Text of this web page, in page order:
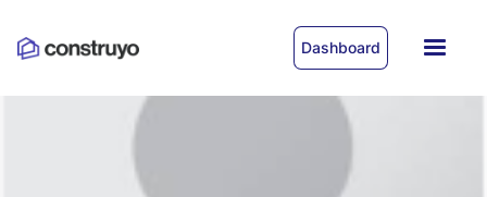
Dashboard